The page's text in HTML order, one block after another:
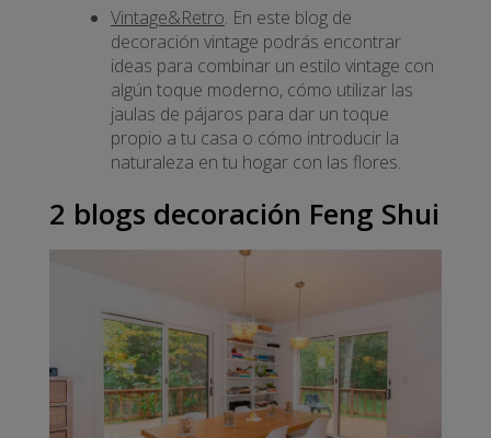
Vintage&Retro. En este blog de
decoración vintage podrás encontrar
ideas para combinar un estilo vintage con
algún toque moderno, cómo utilizar las
jaulas de pájaros para dar un toque
propio a tu casa o cómo introducir la
naturaleza en tu hogar con las flores.
2 blogs decoración Feng Shui